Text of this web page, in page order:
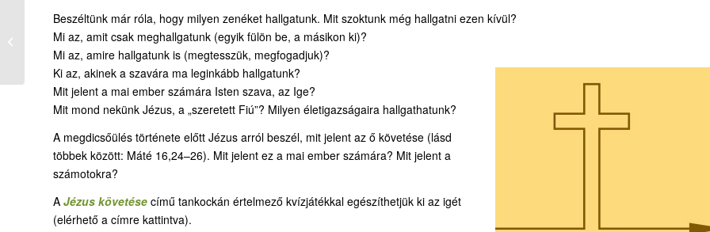
Beszéltünk már róla, hogy milyen zenéket hallgatunk. Mit szoktunk még hallgatni ezen kívül?
Mi az, amit csak meghallgatunk (egyik fülön be, a másikon ki)?
Mi az, amire hallgatunk is (megtesszük, megfogadjuk)?
Ki az, akinek a szavára ma leginkább hallgatunk?
Mit jelent a mai ember számára Isten szava, az Ige?
Mit mond nekünk Jézus, a „szeretett Fiú”? Milyen életigazságaira hallgathatunk?
A megdicsőülés története előtt Jézus arról beszél, mit jelent az ő követése (lásd
többek között: Máté 16,24–26). Mit jelent ez a mai ember számára? Mit jelent a
számotokra?
A Jézus követése című tankockán értelmező kvízjátékkal egészíthetjük ki az igét
(elérhető a címre kattintva).
27-1. Jézus
megdicsőülése